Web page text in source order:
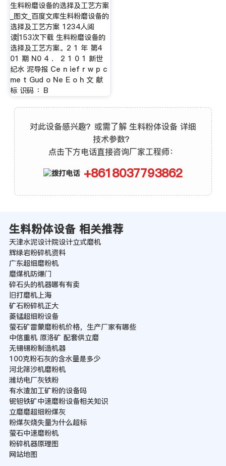
生料粉磨设备的选择及工艺方案
_图文_百度文库生料粉磨设备的
选择及工艺方案 1234人阅
读|153次下载 生料粉磨设备的
选择及工艺方案。2 1 年 第4
01 期 N0 4 ． 2 1 0 1 新世
纪水 泥导报 Ce n ief r w p c
me t Gud o Ne E o h 文 献
标 识码 ：B
对此设备感兴趣？或需了解 生料粉体设备 详细
技术参数？
点击下方电话直接咨询厂家工程师：
+8618037793862
生料粉体设备 相关推荐
天津水泥设计院设计立式磨机
辉绿岩粉碎机资料
广东超细磨粉机
磨煤机防爆门
碎石头的机器哪有有卖
旧打磨机上海
矿石粉碎机正大
菱锰超细粉设备
萤石矿雷蒙磨粉机价格，生产厂家有哪些
中信重机 原洛矿 配套供立磨
无锡锡粉制造机器
100克粉石灰的含水量是多少
河北筛沙机磨粉机
潍坊电厂灰铁粉
有水渣加工矿粉的设备吗
铌钽铁矿中速磨粉设备相关知识
立磨磨超细粉煤灰
粉煤灰烧失量为什么超标
萤石中速磨粉机
粉碎机器原理图
网站地图